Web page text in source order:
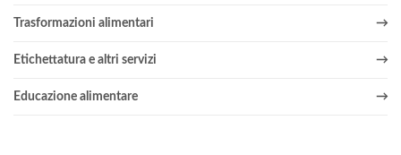
Trasformazioni alimentari
Etichettatura e altri servizi
Educazione alimentare